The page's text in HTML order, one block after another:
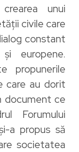
unui
civile care
constant
europene.
propunerile
care au dorit
document ce
Forumului
a propus să
societatea